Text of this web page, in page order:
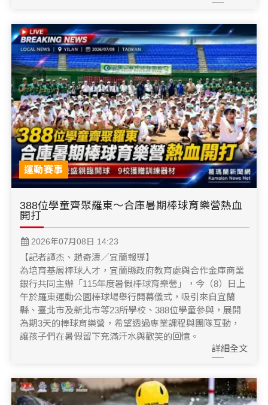
運動賽事
388位學童齊聚羅東～合庫暑期棒球育樂營熱血
開打
2026年07月08日 14:23
【記者譚杰、趙奇濤／宜蘭報導】
為培育基層棒球人才，宜蘭縣政府教育處與合作金庫商業
銀行共同主辦「115年度暑假棒球育樂營」，今（8）日上
午於羅東運動公園棒球場舉行開幕儀式，吸引來自宜蘭
縣、臺北市及新北市等23所學校、388位學童參與，展開
為期3天的棒球育樂營，希望透過專業課程與團隊互動，
讓孩子們在暑假留下充滿汗水與歡笑的回憶。
詳細全文